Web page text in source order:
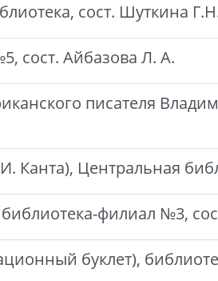
сост. Шуткина
сост. Айбазова Л. А.
писателя
Канта), Центральная
филиал №3,
буклет),